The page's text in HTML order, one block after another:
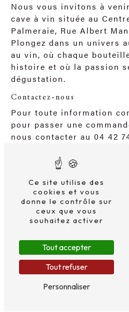
Nous vous invitons à
cave à vin située au
Palmeraie, Rue Albert
Plongez dans un univers
au vin, où chaque
histoire et où la passion
dégustation.
Contactez-nous
Pour toute information
pour passer une
nous contacter au 04 42
équipe sera ravie de
questions et de vous
de vins à Vitrolles.
Plongez dans l'univers
Mes copains cavistes et
par notre sélection
qualité. A bientôt dans
EN
Ce site utilise des
cookies et vous
donne le contrôle sur
ceux que vous
souhaitez activer
Tout accepter
Tout refuser
Personnaliser